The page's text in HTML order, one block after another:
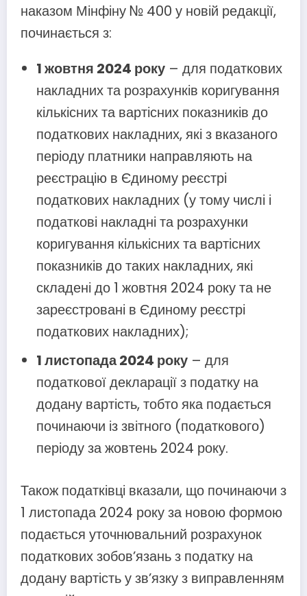
наказом Мінфіну № 400 у новій редакції,
починається з:
1 жовтня 2024 року– для податкових
накладних та розрахунків коригування
кількісних та вартісних показників до
податкових накладних, які з вказаного
періоду платники направляють на
реєстрацію в Єдиному реєстрі
податкових накладних (у тому числі і
податкові накладні та розрахунки
коригування кількісних та вартісних
показників до таких накладних, які
складені до 1 жовтня 2024 року та не
зареєстровані в Єдиному реєстрі
податкових накладних);
1 листопада 2024 року– для
податкової декларації з податку на
додану вартість, тобто яка подається
починаючи із звітного (податкового)
періоду за жовтень 2024 року.
Також податківці вказали, що починаючи з
1 листопада 2024 року за новою формою
подається уточнювальний розрахунок
податкових зобов’язань з податку на
додану вартість у зв’язку з виправленням